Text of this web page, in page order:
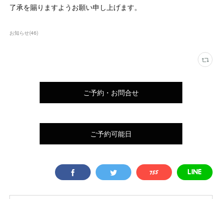
了承を賜りますようお願い申し上げます。
お知らせ(46)
ご予約・お問合せ
ご予約可能日